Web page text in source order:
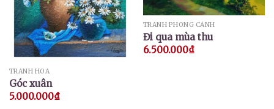
TRANH HOA
Góc xuân
5.000.000₫
TRANH PHONG CẢNH
Đi qua mùa thu
6.500.000₫